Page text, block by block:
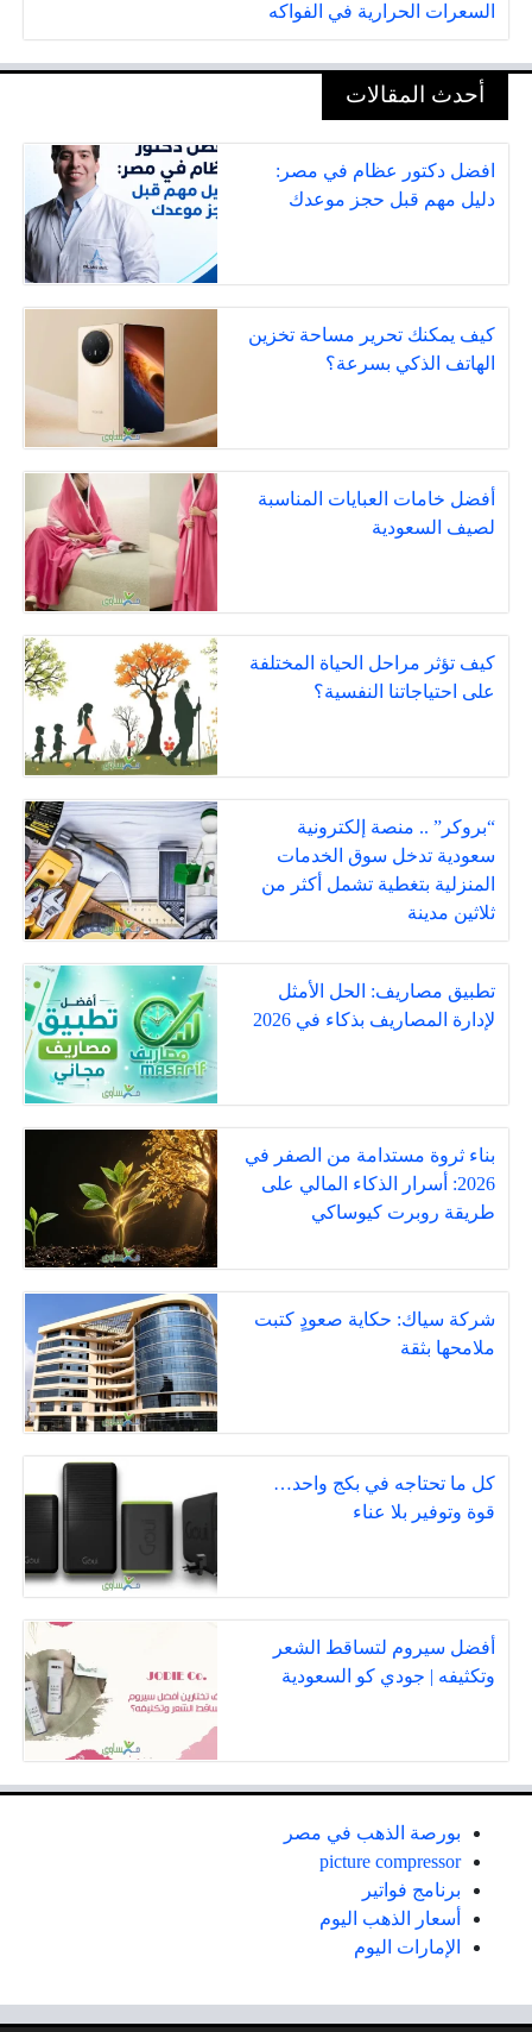
السعرات الحرارية في الفواكه
أحدث المقالات
افضل دكتور عظام في مصر:
دليل مهم قبل حجز موعدك
كيف يمكنك تحرير مساحة تخزين
الهاتف الذكي بسرعة؟
أفضل خامات العبايات المناسبة
لصيف السعودية
كيف تؤثر مراحل الحياة المختلفة
على احتياجاتنا النفسية؟
“بروكر” .. منصة إلكترونية
سعودية تدخل سوق الخدمات
المنزلية بتغطية تشمل أكثر من
ثلاثين مدينة
تطبيق مصاريف: الحل الأمثل
لإدارة المصاريف بذكاء في 2026
بناء ثروة مستدامة من الصفر في
2026: أسرار الذكاء المالي على
طريقة روبرت كيوساكي
شركة سياك: حكاية صعودٍ كتبت
ملامحها بثقة
كل ما تحتاجه في بكج واحد…
قوة وتوفير بلا عناء
أفضل سيروم لتساقط الشعر
وتكثيفه | جودي كو السعودية
بورصة الذهب في مصر
picture compressor
برنامج فواتير
أسعار الذهب اليوم
الإمارات اليوم